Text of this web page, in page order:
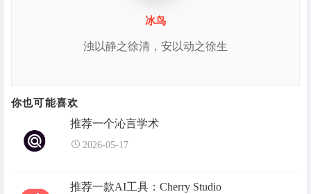
冰鸟
浊以静之徐清，安以动之徐生
你也可能喜欢
推荐一个沁言学术
2026-05-17
推荐一款AI工具：Cherry Studio